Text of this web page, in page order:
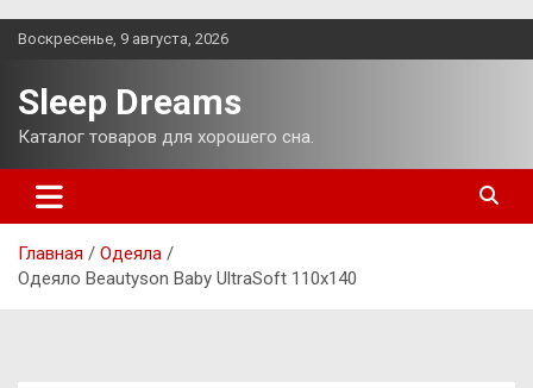
Перейти
Воскресенье, 9 августа, 2026
Sleep Dreams
Каталог товаров для хорошего сна.
Главная
Одеяла
Одеяло Beautyson Baby UltraSoft 110х140